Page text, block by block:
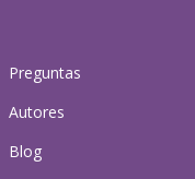
Preguntas
Autores
Blog